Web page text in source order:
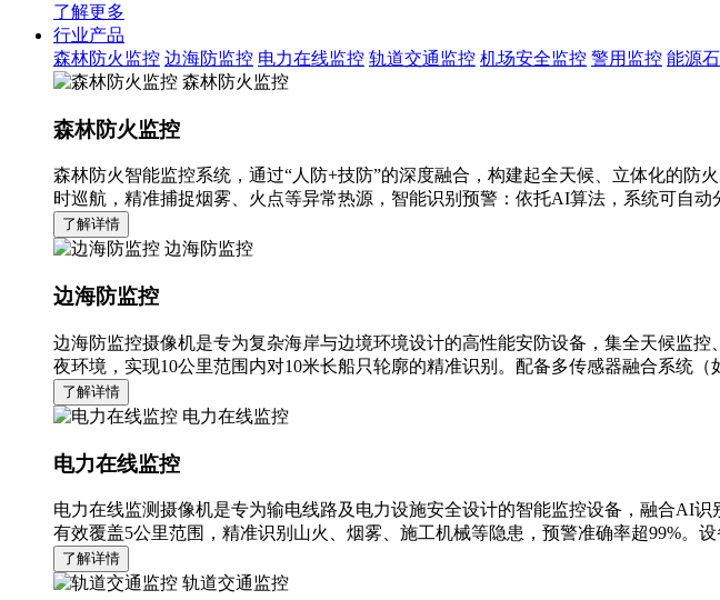
了解更多
行业产品
森林防火监控 边海防监控 电力在线监控 轨道交通监控 机场安全监控 警用监控 能源
森林防火监控
森林防火监控
森林防火智能监控系统，通过“人防+技防”的深度融合，构建起全天候、立体化的防
时巡航，精准捕捉烟雾、火点等异常热源，智能识别预警：依托AI算法，系统可自
了解详情
边海防监控
边海防监控
边海防监控摄像机是专为复杂海岸与边境环境设计的高性能安防设备，集全天候监
夜环境，实现10公里范围内对10米长船只轮廓的精准识别。配备多传感器融合系统
了解详情
电力在线监控
电力在线监控
电力在线监测摄像机是专为输电线路及电力设施安全设计的智能监控设备，融合AI
有效覆盖5公里范围，精准识别山火、烟雾、施工机械等隐患，预警准确率超99%。
了解详情
轨道交通监控